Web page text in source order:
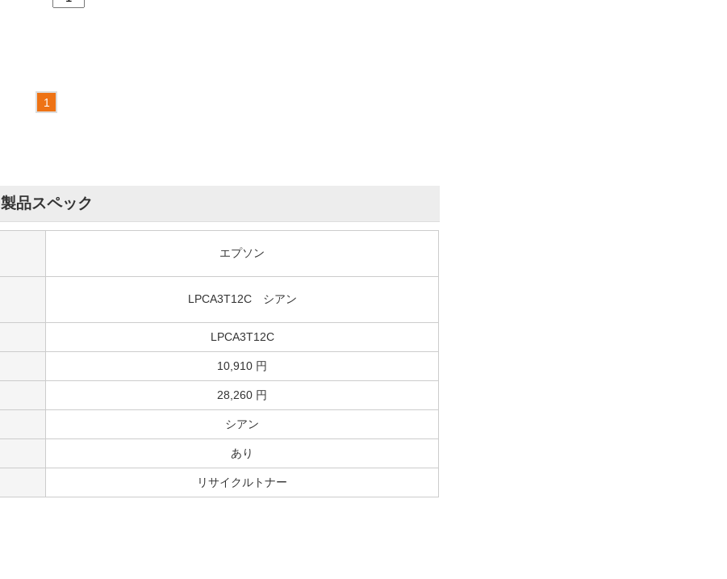
製品スペック
エプソン
LPCA3T12C シアン
LPCA3T12C
10,910 円
28,260 円
シアン
あり
リサイクルトナー